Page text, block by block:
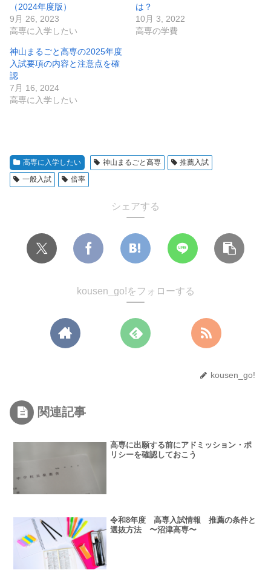
（2024年度版）
9月 26, 2023
高専に入学したい
は？
10月 3, 2022
高専の学費
神山まるごと高専の2025年度
入試要項の内容と注意点を確
認
7月 16, 2024
高専に入学したい
高専に入学したい 神山まるごと高専
推薦入試
一般入試
倍率
シェアする
kousen_go!をフォローする
kousen_go!
関連記事
高専に出願する前にアドミッション・ポ
リシーを確認しておこう
令和8年度 高専入試情報 推薦の条件と
選抜方法 〜沼津高専〜